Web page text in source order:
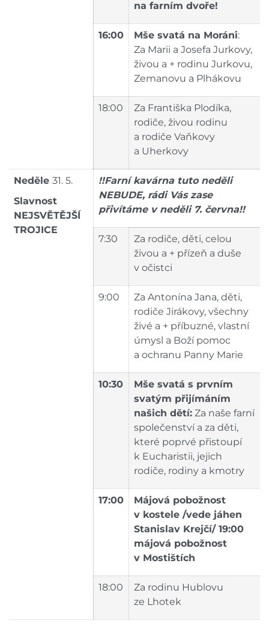
na farním dvoře!
16:00 Mše svatá na Moráni:
Za Marii a Josefa Jurkovy,
živou a + rodinu Jurkovu,
Zemanovu a Plhákovu
18:00
Za Františka Plodíka,
rodiče, živou rodinu
a rodiče Vaňkovy
a Uherkovy
Neděle 31. 5.
Slavnost
NEJSVĚTĚJŠÍ
TROJICE
!!Farní kavárna tuto neděli
NEBUDE, rádi Vás zase
přivítáme v neděli 7. června!!
7:30
Za rodiče, děti, celou
živou a + přízeň a duše
v očistci
9:00
Za Antonína Jana, děti,
rodiče Jirákovy, všechny
živé a + příbuzné, vlastní
úmysl a Boží pomoc
a ochranu Panny Marie
10:30
Mše svatá s prvním
svatým přijímáním
našich dětí:Za naše farní
společenství a za děti,
které poprvé přistoupí
k Eucharistii, jejich
rodiče, rodiny a kmotry
17:00
Májová pobožnost
v kostele /vede jáhen
Stanislav Krejčí/ 19:00
májová pobožnost
v Mostištích
18:00
Za rodinu Hublovu
ze Lhotek